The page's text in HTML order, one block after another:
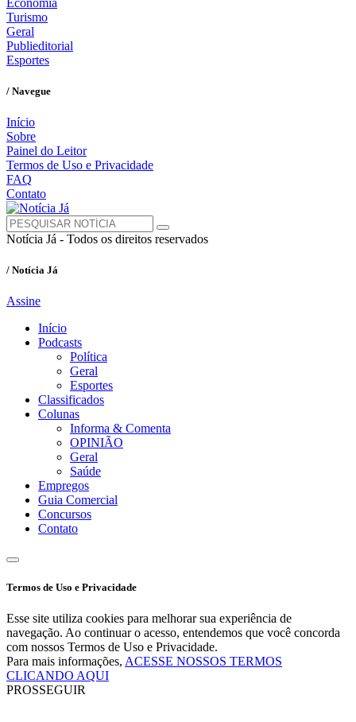
Turismo
Geral
Publieditorial
Esportes
/ Navegue
Início
Sobre
Painel do Leitor
Termos de Uso e Privacidade
FAQ
Contato
Notícia Já - Todos os direitos reservados
/ Notícia Já
Assine
Início
Podcasts
Política
Geral
Esportes
Classificados
Colunas
Informa & Comenta
OPINIÃO
Geral
Saúde
Empregos
Guia Comercial
Concursos
Contato
Termos de Uso e Privacidade
Esse site utiliza cookies para melhorar sua experiência de
navegação. Ao continuar o acesso, entendemos que você concorda
com nossos Termos de Uso e Privacidade.
Para mais informações, ACESSE NOSSOS TERMOS
CLICANDO AQUI
PROSSEGUIR